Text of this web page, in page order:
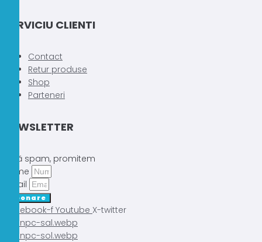
SERVICIU CLIENTI
Contact
Retur produse
Shop
Parteneri
NEWSLETTER
Fără spam, promitem
Nume
Email
Abonare
Facebook-f Youtube X-twitter